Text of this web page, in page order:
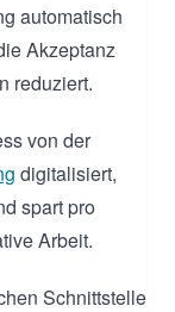
automatisch
Akzeptanz
reduziert.
von der
digitalisiert,
spart pro
Arbeit.
Schnittstelle